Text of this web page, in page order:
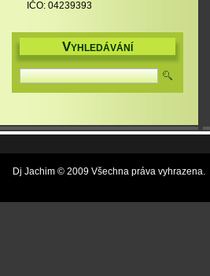
IČO: 04239393
VYHLEDÁVÁNÍ
Dj Jachim © 2009 Všechna práva vyhrazena.